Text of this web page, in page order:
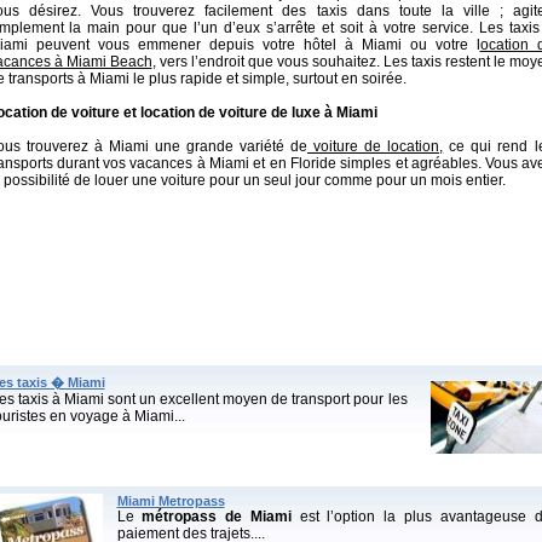
désirez. Vous trouverez facilement des taxis dans toute la ville ;
la main pour que l’un d’eux s’arrête et soit à votre service. Les
peuvent vous emmener depuis votre hôtel à Miami ou votre l ocation
à Miami Beach, vers l’endroit que vous souhaitez. Les taxis restent le
transports à Miami le plus rapide et simple, surtout en soirée.
de voiture et location de voiture de luxe à Miami
trouverez à Miami une grande variété de voiture de location, ce qui rend
durant vos vacances à Miami et en Floride simples et agréables. Vous
possibilité de louer une voiture pour un seul jour comme pour un mois entier.
taxis � Miami
taxis à Miami sont un excellent moyen de transport pour les
en voyage à Miami...
Miami Metropass
Lemétropass de Miami est l’option la plus avantageuse
paiement des trajets....